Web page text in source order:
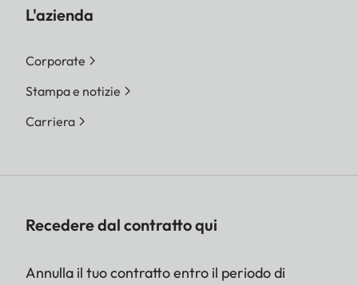
L'azienda
Corporate
Stampa e notizie
Carriera
Recedere dal contratto qui
Annulla il tuo contratto entro il periodo di